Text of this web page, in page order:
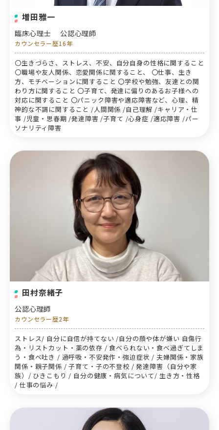
増田雅一
臨床心理士 公認心理師
カウンセラー歴16年
〇生きづらさ、ストレス、不安、自分自身の性格に関すること
〇職場や友人関係、恋愛関係に関すること、 〇仕事、生き
方、モチベーションに関すること 〇学校や勉強、友達との関
わり方に関すること 〇子育て、発達に偏りのあるお子様への
対応に関すること 〇パニック障害や適応障害など、心理、精
神的な不調に関すること /人間関係 /自己理解 /キャリア・仕
事 /児童・思春期 /発達障害 /子育て /心身症 /適応障害 /パー
ソナリティ障害
田村奈緒子
公認心理師
カウンセラー歴2年
ストレス/ 自分に自信が持てない /自分の顔や体が嫌い 自傷行
為・リストカット・薬の依存 / 食べられない・食べ過ぎてしま
う・食べ吐き / 過呼吸・不安発作・強迫症状 / 夫婦関係・家族
関係・親子関係 / 子育て・子の不登校 / 発達障害（自分や家
族）/ ひきこもり / 自分の健康・病気について/ 生き方・性格
/ 仕事の悩み /